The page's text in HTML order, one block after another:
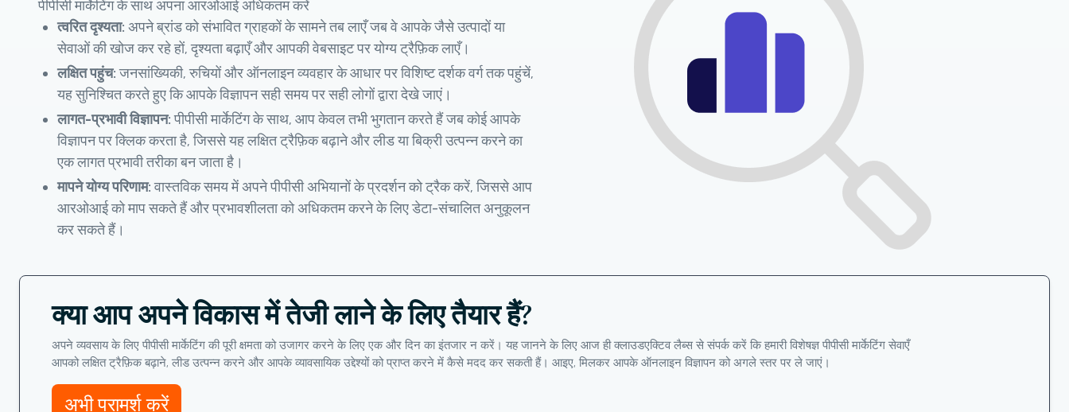
पीपीसी मार्केटिंग के साथ अपना आरओआई अधिकतम करें
त्वरित दृश्यता: अपने ब्रांड को संभावित ग्राहकों के सामने तब लाएँ जब वे आपके जैसे उत्पादों या
सेवाओं की खोज कर रहे हों, दृश्यता बढ़ाएँ और आपकी वेबसाइट पर योग्य ट्रैफ़िक लाएँ।
लक्षित पहुंच:जनसांख्यिकी, रुचियों और ऑनलाइन व्यवहार के आधार पर विशिष्ट दर्शक वर्ग तक पहुंचें,
यह सुनिश्चित करते हुए कि आपके विज्ञापन सही समय पर सही लोगों द्वारा देखे जाएं।
लागत-प्रभावी विज्ञापन:पीपीसी मार्केटिंग के साथ, आप केवल तभी भुगतान करते हैं जब कोई आपके
विज्ञापन पर क्लिक करता है, जिससे यह लक्षित ट्रैफ़िक बढ़ाने और लीड या बिक्री उत्पन्न करने का
एक लागत प्रभावी तरीका बन जाता है।
मापने योग्य परिणाम:वास्तविक समय में अपने पीपीसी अभियानों के प्रदर्शन को ट्रैक करें, जिससे आप
आरओआई को माप सकते हैं और प्रभावशीलता को अधिकतम करने के लिए डेटा-संचालित अनुकूलन
कर सकते हैं।
क्या आप अपने विकास में तेजी लाने के लिए तैयार हैं?
अपने व्यवसाय के लिए पीपीसी मार्केटिंग की पूरी क्षमता को उजागर करने के लिए एक और दिन का इंतजार न करें। यह जानने के लिए आज ही क्लाउडएक्टिव लैब्स से संपर्क करें कि हमारी विशेषज्ञ पीपीसी मार्केटिंग सेवाएँ
आपको लक्षित ट्रैफ़िक बढ़ाने, लीड उत्पन्न करने और आपके व्यावसायिक उद्देश्यों को प्राप्त करने में कैसे मदद कर सकती हैं। आइए, मिलकर आपके ऑनलाइन विज्ञापन को अगले स्तर पर ले जाएं।
अभी परामर्श करें